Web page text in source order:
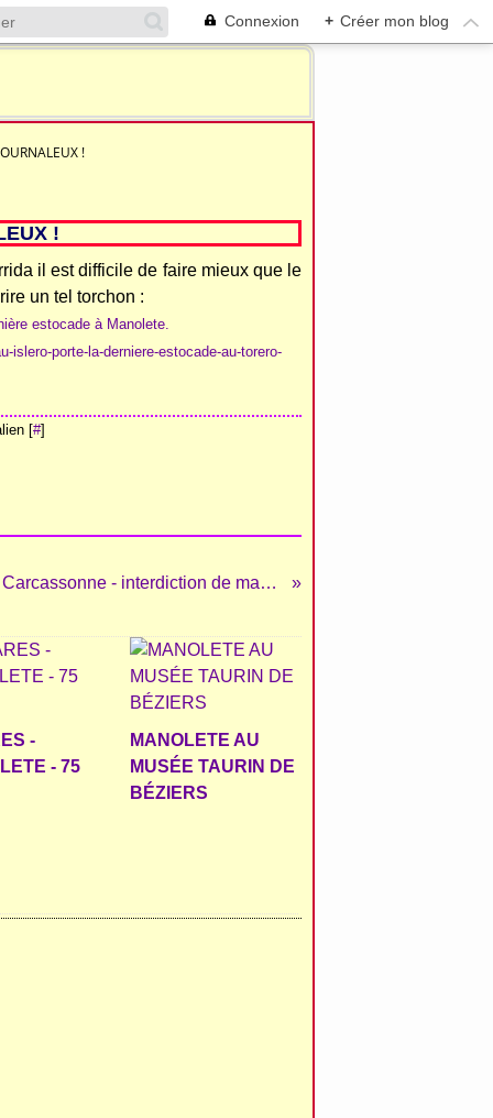
Connexion + Créer mon blog
!
!
il est difficile de faire mieux que le
un tel torchon :
estocade à Manolete.
islero-porte-la-derniere-estocade-au-torero-
[#]
LA PAIX !!! Féria de Carcassonne - interdiction de manifester aux abords des arènes
-
- 75
MANOLETE AU
MUSÉE TAURIN DE
BÉZIERS